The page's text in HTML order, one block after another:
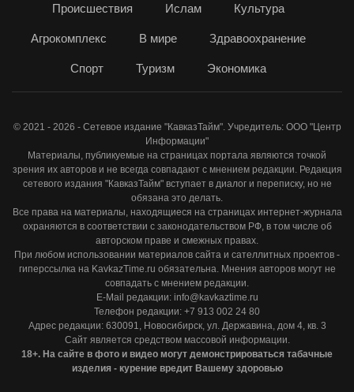
Происшествия Ислам Культура
Агрокомплекс В мире Здравоохранение
Спорт Туризм Экономика
© 2021 - 2026 - Сетевое издание "КавказТайм". Учредитель: ООО "Центр
Информации"
Материалы, публикуемые на страницах портала являются точкой
зрения их авторов и не всегда совпадают с мнением редакции. Редакция
сетевого издания "КавказТайм" вступает в диалог и переписку, но не
обязана это делать.
Все права на материалы, находящиеся на страницах интернет-журнала
охраняются в соответствии с законодательством РФ, в том числе об
авторском праве и смежных правах.
При любом использовании материалов сайта и сателлитных проектов -
гиперссылка на KavkazTime.ru обязательна. Мнения авторов могут не
совпадать с мнением редакции.
E-Mail редакции: info@kavkaztime.ru
Телефон редакции: +7 913 002 24 80
Адрес редакции: 630091, Новосибирск, ул. Державина, дом 4, кв. 3
Сайт является средством массовой информации.
18+. На сайте в фото и видео могут демонстрироваться табачные
изделия - курение вредит Вашему здоровью